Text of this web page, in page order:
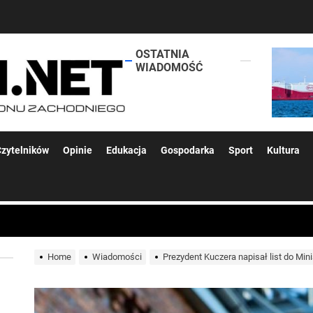
lokalsi.net
OSTATNIA
WIADOMOŚĆ
Opinie Edukacja Gospodarka Sport Kultura
woda nieprzydatna do spożycia!!!
Home Wiadomości Prezydent Kuczera napisał list do